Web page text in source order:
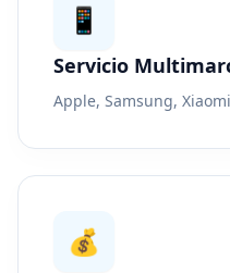
📱
Servicio
Apple, Samsung,
💰